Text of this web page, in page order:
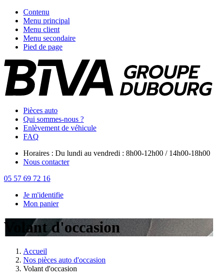
Contenu
Menu principal
Menu client
Menu secondaire
Pied de page
Pièces auto
Qui sommes-nous ?
Enlèvement de véhicule
FAQ
Horaires : Du lundi au vendredi : 8h00-12h00 / 14h00-18h00
Nous contacter
05 57 69 72 16
Je m'identifie
Mon panier
Volant d'occasion
Accueil
Nos pièces auto d'occasion
Volant d'occasion